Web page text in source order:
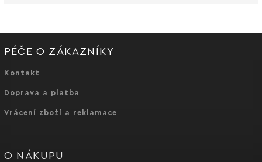
PÉČE O ZÁKAZNÍKY
Kontakt
Doprava a platba
Vrácení zboží a reklamace
O NÁKUPU